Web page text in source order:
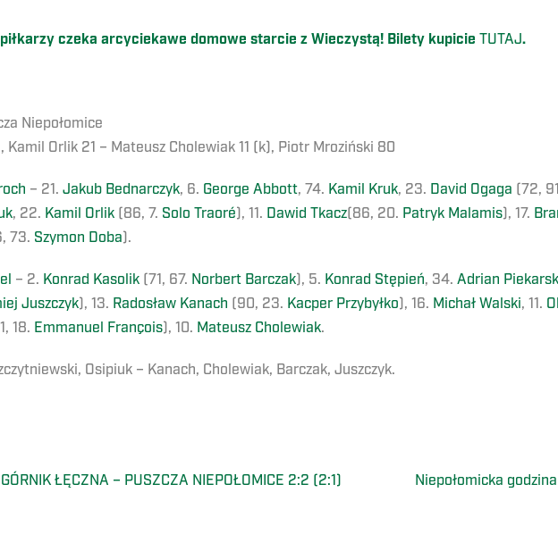
czeka arcyciekawe domowe starcie z Wieczystą! Bilety kupicie TUTAJ.
Niepołomice
Kamil Orlik 21 – Mateusz Cholewiak 11 (k), Piotr Mroziński 80
– 21. Jakub Bednarczyk, 6. George Abbott, 74. Kamil Kruk, 23. David Ogaga (72,
, 22. Kamil Orlik (86, 7. Solo Traoré), 11. Dawid Tkacz(86, 20. Patryk Malamis), 17.
73. Szymon Doba).
– 2. Konrad Kasolik (71, 67. Norbert Barczak), 5. Konrad Stępień, 34. Adrian
Juszczyk), 13. Radosław Kanach (90, 23. Kacper Przybyłko), 16. Michał Walski, 11.
18. Emmanuel François), 10. Mateusz Cholewiak.
Osipiuk – Kanach, Cholewiak, Barczak, Juszczyk.
ŁĘCZNA – PUSZCZA NIEPOŁOMICE 2:2 (2:1) Niepołomicka